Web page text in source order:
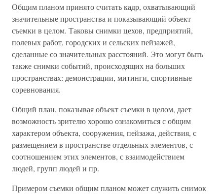
Общим планом принято считать кадр, охватывающий
значительные пространства и показывающий объект
съемки в целом. Таковы снимки цехов, предприятий,
полевых работ, городских и сельских пейзажей,
сделанные со значительных расстояний. Это могут быть
также снимки событий, происходящих на больших
пространствах: демонстрации, митинги, спортивные
соревнования.
Общий план, показывая объект съемки в целом, дает
возможность зрителю хорошо ознакомиться с общим
характером объекта, сооружения, пейзажа, действия, с
размещением в пространстве отдельных элементов, с
соотношением этих элементов, с взаимодействием
людей, групп людей и пр.
Примером съемки общим планом может служить снимок